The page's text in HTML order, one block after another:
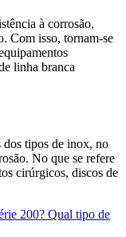
à corrosão,
Com isso, tornam-se
linha branca
dos tipos de inox, no
No que se refere
cirúrgicos, discos de
200? Qual tipo de